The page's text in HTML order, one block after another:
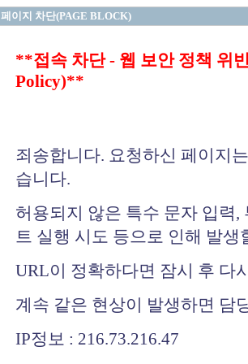
페이지 차단(PAGE BLOCK)
**접속 차단 - 웹 보안 정책 위
Policy)**
죄송합니다. 요청하신 페이지
습니다.
허용되지 않은 특수 문자 입력
트 실행 시도 등으로 인해 발생
URL이 정확하다면 잠시 후 다
계속 같은 현상이 발생하면 담
IP정보 : 216.73.216.47